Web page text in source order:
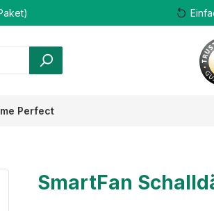
Perfect
SmartFan